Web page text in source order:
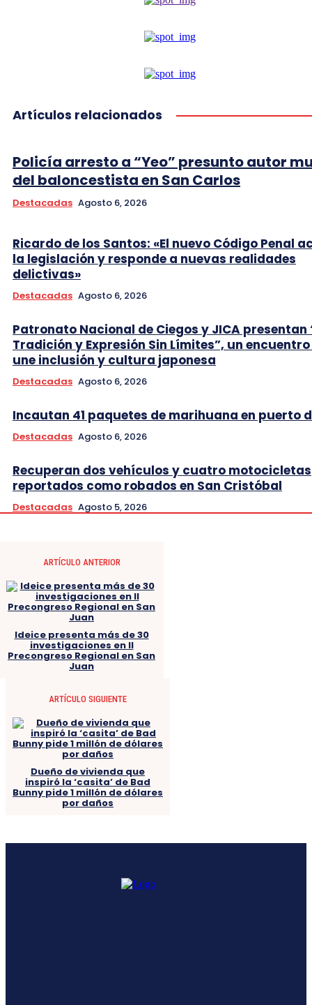
Artículos relacionados
Policía arresto a “Yeo” presunto autor
del baloncestista en San Carlos
Destacadas Agosto 6, 2026
Ricardo de los Santos: «El nuevo Código Penal
la legislación y responde a nuevas realidades
delictivas»
Destacadas Agosto 6, 2026
Patronato Nacional de Ciegos y JICA presentan
Tradición y Expresión Sin Límites”, un
une inclusión y cultura japonesa
Destacadas Agosto 6, 2026
Incautan 41 paquetes de marihuana en puerto
Destacadas Agosto 6, 2026
Recuperan dos vehículos y cuatro motocicletas
reportados como robados en San Cristóbal
Destacadas Agosto 5, 2026
ARTÍCULO ANTERIOR
Ideice presenta más de 30
investigaciones en II
Precongreso Regional en San
Juan
ARTÍCULO SIGUIENTE
Dueño de vivienda que
inspiró la ‘casita’ de Bad
Bunny pide 1 millón de dólares
por daños